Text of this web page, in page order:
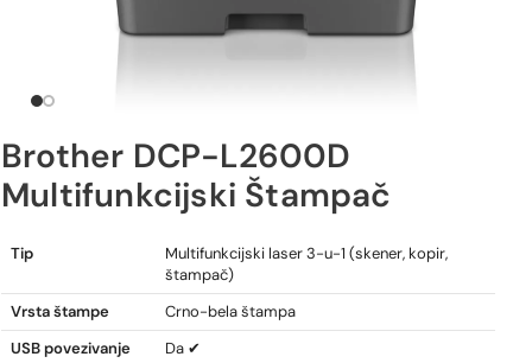
Brother DCP-L2600D
Multifunkcijski Štampač
Tip
Multifunkcijski laser 3-u-1 (skener, kopir,
štampač)
Vrsta štampe
Crno-bela štampa
USB povezivanje
Da ✔